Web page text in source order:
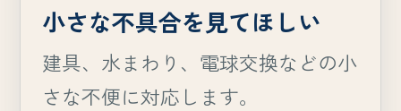
小さな不具合を見てほしい
建具、水まわり、電球交換などの小
さな不便に対応します。